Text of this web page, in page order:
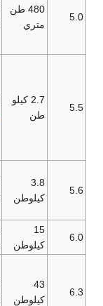
5.0
480 طن
متري
5.5
2.7 كيلو
طن
5.6
3.8
كيلوطن
6.0
15
كيلوطن
6.3
43
كيلوطن